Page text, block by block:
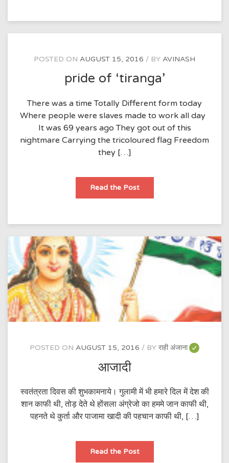
POSTED ON AUGUST 15, 2016 BY AVINASH
pride of ‘tiranga’
There was a time Totally Different form today
Where people were slaves made to work all day
It was 69 years ago They got out of this
nightmare Carrying the tricoloured flag Freedom
they […]
Read the Postpride
‘tiranga’
POSTED ONAUGUST 15, 2016 BYराही अंजाना
आजादी
स्वतंत्रता दिवस की शुभकामनाये। गुलामी में भी हमारे दिल में देश की
शान काफी थी, तोड़ देते थे होंसला अंग्रेजो का हममे जान काफी थी,
पहनते थे कुर्ता और पाजामा खादी की पहचान काफी थी, […]
Read the Postआजादी